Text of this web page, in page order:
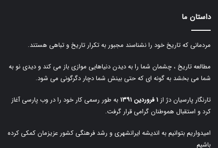
داستان ما
مردمانی که تاریخ خود را نشناسند مجبور به تکرار تاریخ و تباهی هستند.
مطالعه تاریخ ، چشمان شما را به دیدن دنیاهایی موازی باز می کند و دیدی نو به
شما می بخشد به گونه ای که حتی بینش شما دچار دگرگونی می شود.
تارنگار پارسیان دژ از ۱ فروردین ۱۳۹۱
به طور رسمی کار خود را در وب پارسی آغاز
کرد و استقبال هموطنان گرامی قرار گرفت.
امیدواریم بتوانیم به اندیشه ایرانشهری و رشد فرهنگی کشور عزیزمان کمکی کرده
باشیم